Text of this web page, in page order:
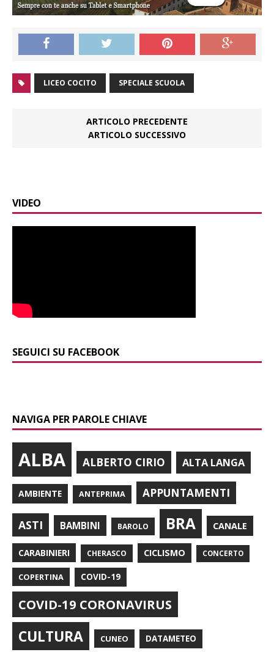
LICEO COCITO SPECIALE SCUOLA
ARTICOLO PRECEDENTE
ARTICOLO SUCCESSIVO
VIDEO
SEGUICI SU FACEBOOK
NAVIGA PER PAROLE CHIAVE
ALBA ALBERTO CIRIO ALTA LANGA
AMBIENTE ANTEPRIMA APPUNTAMENTI
ASTI BAMBINI BAROLO BRA CANALE
CARABINIERI CHERASCO CICLISMO CONCERTO
COPERTINA COVID-19
COVID-19 CORONAVIRUS
CULTURA CUNEO DATAMETEO